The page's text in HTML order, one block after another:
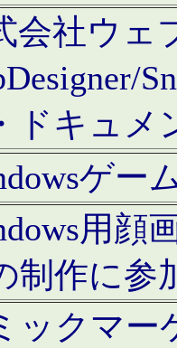
会社ウェ
ドキュメ
ゲー
用顔
制作に参
ックマー